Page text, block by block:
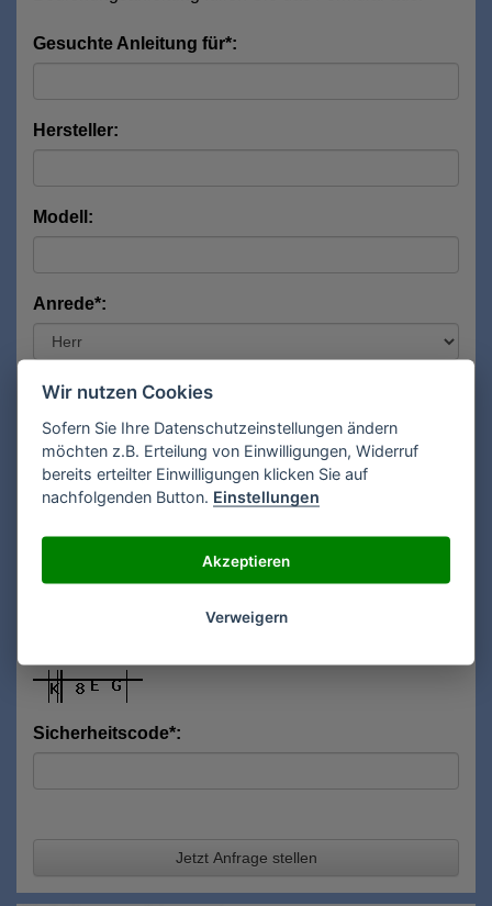
Gesuchte Anleitung für*:
Hersteller:
Modell:
Anrede*:
Vorname*:
Nachname*:
Sicherheitscode*:
Jetzt Anfrage stellen
Wir nutzen Cookies
Sofern Sie Ihre Datenschutzeinstellungen ändern
möchten z.B. Erteilung von Einwilligungen, Widerruf
bereits erteilter Einwilligungen klicken Sie auf
nachfolgenden Button. Einstellungen
Akzeptieren
Verweigern